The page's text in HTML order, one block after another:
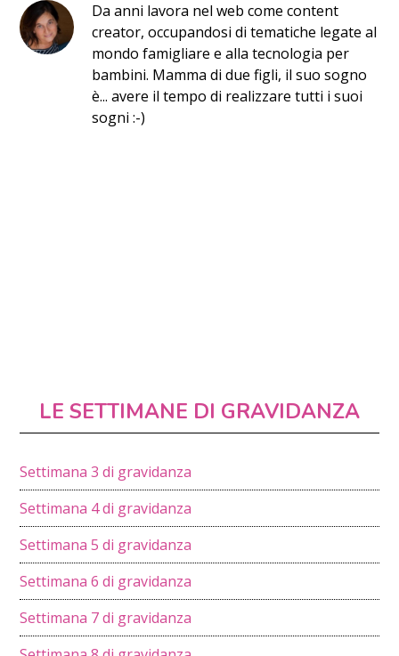
Da anni lavora nel web come content
creator, occupandosi di tematiche legate al
mondo famigliare e alla tecnologia per
bambini. Mamma di due figli, il suo sogno
è... avere il tempo di realizzare tutti i suoi
sogni :-)
LE SETTIMANE DI GRAVIDANZA
Settimana 3 di gravidanza
Settimana 4 di gravidanza
Settimana 5 di gravidanza
Settimana 6 di gravidanza
Settimana 7 di gravidanza